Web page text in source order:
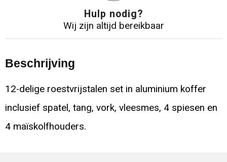
Hulp nodig?
Wij zijn altijd bereikbaar
Beschrijving
12-delige roestvrijstalen set in aluminium koffer
inclusief spatel, tang, vork, vleesmes, 4 spiesen en
4 maïskolfhouders.